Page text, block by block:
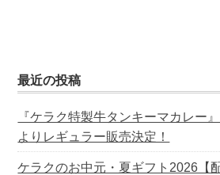
最近の投稿
『ケラク特製牛タンキーマカレー
よりレギュラー販売決定！
ケラクのお中元・夏ギフト2026【